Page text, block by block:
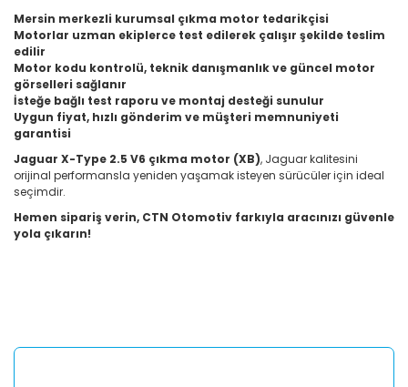
Mersin merkezli kurumsal çıkma motor tedarikçisi
Motorlar uzman ekiplerce test edilerek çalışır şekilde teslim
edilir
Motor kodu kontrolü, teknik danışmanlık ve güncel motor
görselleri sağlanır
İsteğe bağlı test raporu ve montaj desteği sunulur
Uygun fiyat, hızlı gönderim ve müşteri memnuniyeti
garantisi
Jaguar X-Type 2.5 V6 çıkma motor (XB), Jaguar kalitesini
orijinal performansla yeniden yaşamak isteyen sürücüler için ideal
seçimdir.
Hemen sipariş verin, CTN Otomotiv farkıyla aracınızı güvenle
yola çıkarın!
Yorum Yaz